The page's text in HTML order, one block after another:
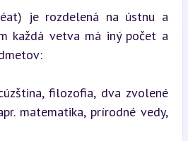
je rozdelená na ústnu a
každá vetva má iný počet a
filozofia, dva zvolené
matematika, prírodné vedy,